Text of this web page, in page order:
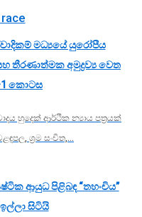
මධ්‍යයේ යුරෝපීය
තීරණාත්මක අමුද්‍රව්‍ය වෙත
කොටස
හුදෙක් ආර්ථික න්‍යාය පත්‍රයක්
ශ්‍රම සංචිත,…
ආයුධ පිළිබඳ “තහංචිය”
සිටියි